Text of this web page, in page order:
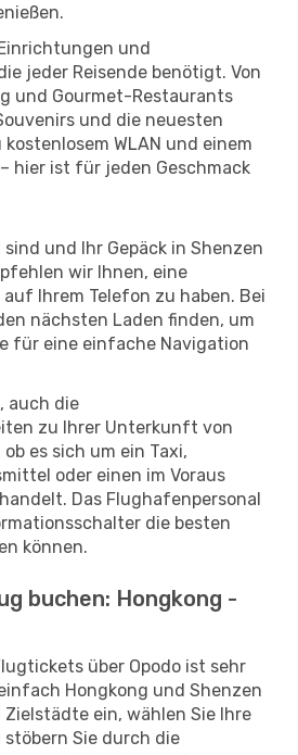
und
jeder Reisende benötigt. Von
und Gourmet-Restaurants
und die neuesten
WLAN und einem
hier ist für jeden Geschmack
und Ihr Gepäck in Shenzen
wir Ihnen, eine
Ihrem Telefon zu haben. Bei
nächsten Laden finden, um
für eine einfache Navigation
auch die
zu Ihrer Unterkunft von
es sich um ein Taxi,
oder einen im Voraus
Das Flughafenpersonal
die besten
können.
buchen: Hongkong -
über Opodo ist sehr
Hongkong und Shenzen
ein, wählen Sie Ihre
Sie durch die